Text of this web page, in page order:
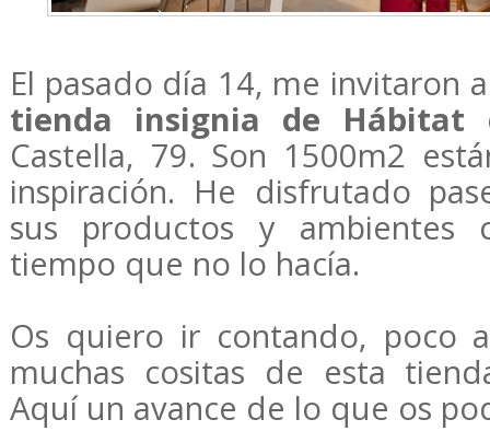
El pasado día 14, me invitaron
tienda insignia de Hábitat
Castella, 79. Son 1500m2
inspiración. He disfrutado
sus productos y ambientes
tiempo que no lo hacía.
Os quiero ir contando, poco
muchas cositas de esta
Aquí un avance de lo que os